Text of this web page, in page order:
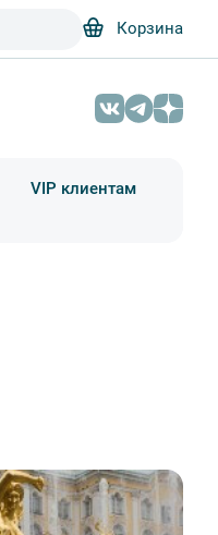
Корзина
VIP клиентам